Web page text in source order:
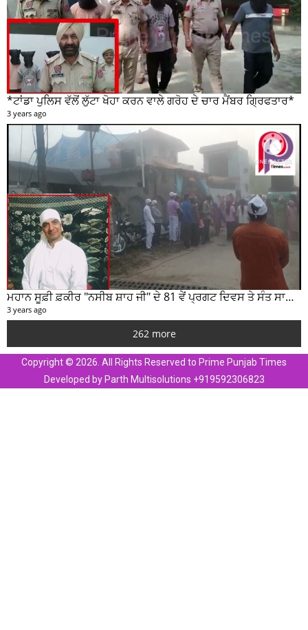
*ਟਾਂਡਾ ਪੁਲਿਸ ਵੱਲੋਂ ਲੁੱਟਾ ਖੋਹਾ ਕਰਨ ਵਾਲੇ ਗਰੋਹ ਦੇ ਚਾਰ ਮੈਂਬਰ ਗ੍ਰਿਫਤਾਰ*
3 years ago
ਮਹਾਨ ਸੂਫ਼ੀ ਫ਼ਕੀਰ "ਨਸੀਬ ਸ਼ਾਹ ਜੀ" ਦੇ 81 ਵੇਂ ਪ੍ਰਗਟ ਦਿਵਸ ਤੇ ਸੰਤ ਸਾਹਿਬ ਜੋਤ ਸਿੰਘ ਜੀ ਮਹਾਰਾਜ ਦੇ ਸੁਣੋ ਵਿਚਾਰ
3 years ago
262 more
Copyright © 2026. All Rights Reserved to Prime Punjab Times
Developed by Parth Multisolutions +919592306823